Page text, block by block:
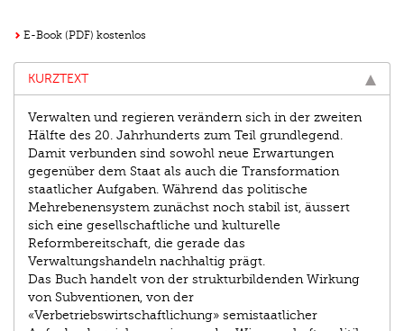
E-Book (PDF) kostenlos
KURZTEXT
Verwalten und regieren verändern sich in der zweiten
Hälfte des 20. Jahrhunderts zum Teil grundlegend.
Damit verbunden sind sowohl neue Erwartungen
gegenüber dem Staat als auch die Transformation
staatlicher Aufgaben. Während das politische
Mehrebenensystem zunächst noch stabil ist, äussert
sich eine gesellschaftliche und kulturelle
Reformbereitschaft, die gerade das
Verwaltungshandeln nachhaltig prägt.
Das Buch handelt von der strukturbildenden Wirkung
von Subventionen, von der
«Verbetriebswirtschaftlichung» semistaatlicher